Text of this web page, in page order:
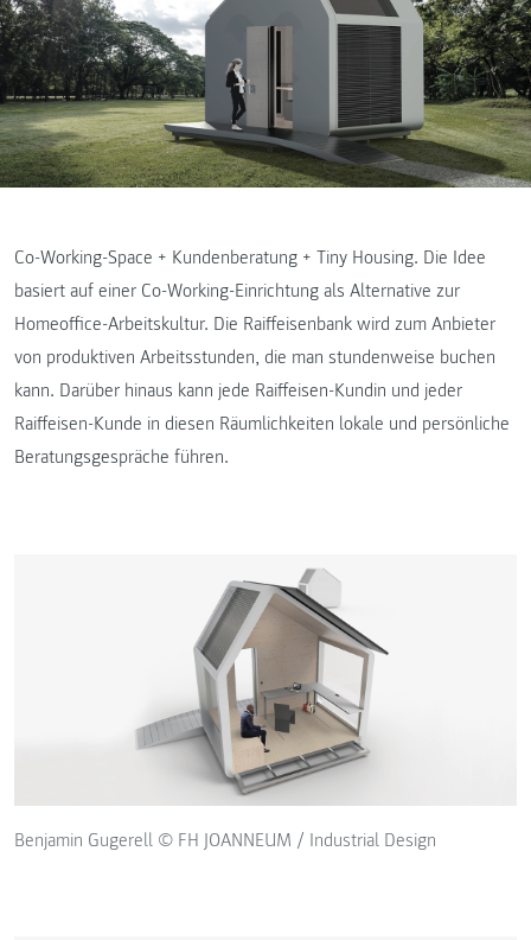
Co-Working-Space + Kundenberatung + Tiny Housing. Die Idee
basiert auf einer Co-Working-Einrichtung als Alternative zur
Homeoffice-Arbeitskultur. Die Raiffeisenbank wird zum Anbieter
von produktiven Arbeitsstunden, die man stundenweise buchen
kann. Darüber hinaus kann jede Raiffeisen-Kundin und jeder
Raiffeisen-Kunde in diesen Räumlichkeiten lokale und persönliche
Beratungsgespräche führen.
Benjamin Gugerell © FH JOANNEUM / Industrial Design